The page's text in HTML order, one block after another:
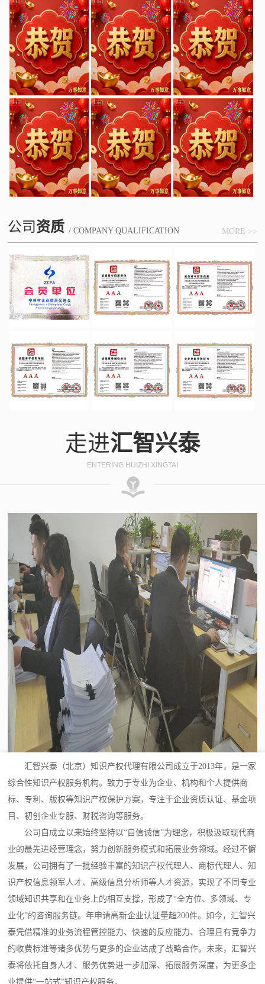
公司资质 / COMPANY QUALIFICATION MORE >>
走进汇智兴泰
ENTERING HUIZHI XINGTAI
汇智兴泰（北京）知识产权代理有限公司成立于2013年，是一家
综合性知识产权服务机构。致力于专业为企业、机构和个人提供商
标、专利、版权等知识产权保护方案，专注于企业资质认证、基金项
目、初创企业专服、财税咨询等服务。
公司自成立以来始终坚持以“自信诚信”为理念，积极汲取现代商
业的最先进经营理念，努力创新服务模式和拓展业务领域。经过不懈
发展，公司拥有了一批经验丰富的知识产权代理人、商标代理人、知
识产权信息领军人才、高级信息分析师等人才资源，实现了不同专业
领域知识共享和在业务上的相互支撑，形成了“全方位、多领域、专
业化”的咨询服务链。年申请高新企业认证量超200件。如今，汇智兴
泰凭借精准的业务流程管控能力、快速的反应能力、合理且有竞争力
的收费标准等诸多优势与更多的企业达成了战略合作。未来，汇智兴
泰将依托自身人才、服务优势进一步加深、拓展服务深度，为更多企
业提供“一站式”知识产权服务。